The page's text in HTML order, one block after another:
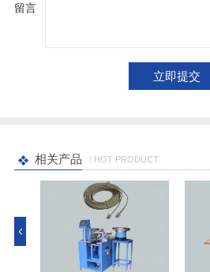
留言
相关产品 / HOT PRODUCT